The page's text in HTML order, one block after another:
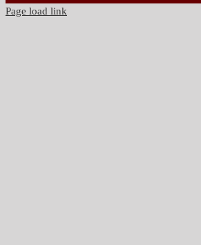
Page load link